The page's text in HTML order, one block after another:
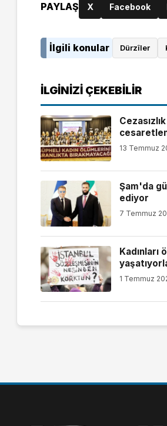
PAYLAŞ X Facebook
İlgili konular Dürzîler
İLGINIZI ÇEKEBILIR
13 Temmuz
Şam'da
ediyor
7 Temmuz
1 Temmuz